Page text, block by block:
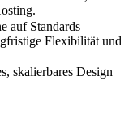
auf Standards
Flexibilität und
skalierbares Design